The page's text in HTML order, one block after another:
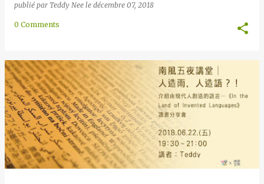
publié par Teddy Nee le décembre 07, 2018
0 Comments